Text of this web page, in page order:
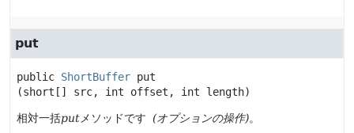
put
public ShortBuffer put
(short[] src, int offset, int length)
相対一括put メソッドです (オプションの操作)。